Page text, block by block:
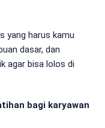
yang harus kamu
dasar, dan
agar bisa lolos di
bagi karyawan